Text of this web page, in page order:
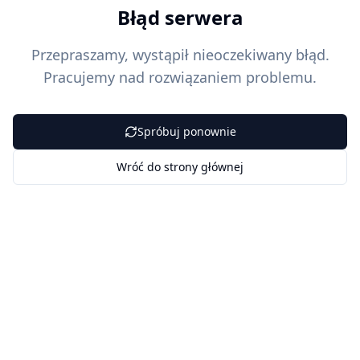
Błąd serwera
Przepraszamy, wystąpił nieoczekiwany błąd.
Pracujemy nad rozwiązaniem problemu.
Spróbuj ponownie
Wróć do strony głównej